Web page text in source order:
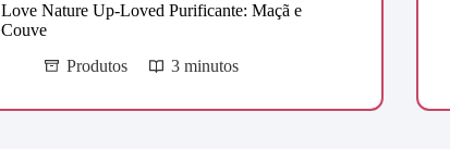
Love Nature Up-Loved Purificante: Maçã e
Couve
Produtos
3 minutos